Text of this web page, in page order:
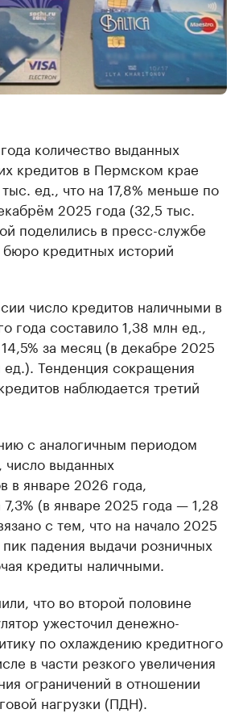
количество выданных
кредитов в Пермском крае
ед., что на 17,8% меньше по
2025 года (32,5 тыс.
поделились в пресс-службе
бюро кредитных историй
число кредитов наличными в
года составило 1,38 млн ед.,
за месяц (в декабре 2025
ед.). Тенденция сокращения
наблюдается третий
с аналогичным периодом
число выданных
в январе 2026 года,
7,3% (в январе 2025 года — 1,28
с тем, что на начало 2025
падения выдачи розничных
кредиты наличными.
что во второй половине
ужесточил денежно-
по охлаждению кредитного
в части резкого увеличения
ограничений в отношении
нагрузки (ПДН).